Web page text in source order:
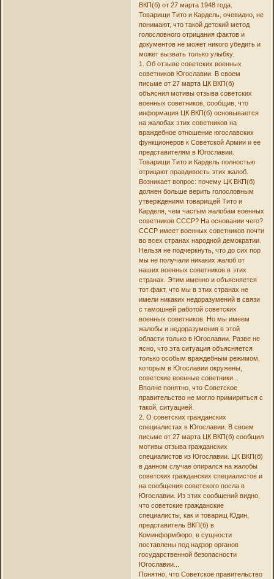
ВКП(б) от 27 марта 1948 года.
Товарищи Тито и Кардель, очевидно, не
понимают, что такой детский метод
голословного отрицания фактов и
документов не может никого убедить и
может вызвать только улыбку.
1. Об отзыве советских военных
советников Югославии. В своем
письме от 27 марта ЦК ВКП(б)
объяснил мотивы отзыва советских
военных советников, сообщив, что
информация ЦК ВКП(б) основывается
на жалобах этих советников на
враждебное отношение югославских
функционеров к Советской Армии и ее
представителям в Югославии.
Товарищи Тито и Кардель полностью
отрицают правдивость этих жалоб.
Возникает вопрос: почему ЦК ВКП(б)
должен больше верить голословным
утверждениям товарищей Тито и
Карделя, чем частым жалобам военных
советников СССР? На основании чего?
СССР имеет военных советников почти
во всех странах народной демократии.
Нельзя не подчеркнуть, что до сих пор
мы не получали никаких жалоб от
наших военных советников в этих
странах. Этим именно и объясняется
тот факт, что мы в этих странах не
имели никаких недоразумений в связи
с тамошней работой советских
военных советников. Но мы имеем
жалобы и недоразумения в этой
области только в Югославии. Разве не
ясно, что эта ситуация объясняется
только особым враждебным режимом,
которым в Югославии окружены,
советские военные советники...
Вполне понятно, что Советское
правительство не могло примириться с
такой, ситуацией.
2. О советских гражданских
специалистах в Югославии. В своем
письме от 27 марта ЦК ВКП(б) сообщил
мотивы отзыва гражданских
специалистов из Югославии. ЦК ВКП(б)
в данном случае опирался на жалобы
советских гражданских специалистов и
на сообщения советского посла в
Югославии. Из этих сообщений видно,
что советские гражданские
специалисты, как и товарищ Юдин,
представитель ВКП(б) в
Коминформбюро, в сущности
поставлены под надзор органов
государственной безопасности
Югославии...
Понятно, что Советское правительство